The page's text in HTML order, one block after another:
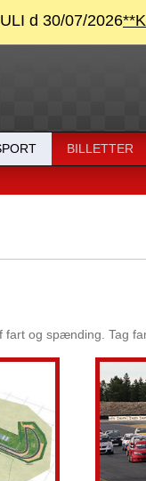
d 30/07/2026
BILLETTER
og spænding. Tag